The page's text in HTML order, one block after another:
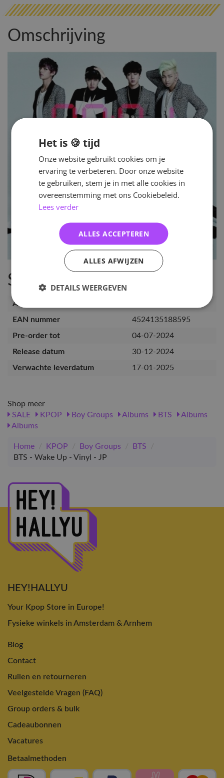
Omschrijving
Specificaties
Artikelnummer
EAN nummer
4524135188595
Pre-order tot
04-07-2024
Release datum
30-12-2024
Verwachte leverdatum
17-01-2025
Shop meer
SALE
KPOP Boy Groups Albums BTS
Albums
Albums
Home / KPOP / Boy Groups / BTS
/
BTS - Wake Up - Vinyl - JP
HEY!HALLYU
Your Kpop Store in Europe!
Fysieke winkels in Amsterdam & Arnhem
Blog
Contact
Ruilen en retourneren
Veelgestelde Vragen (FAQ)
Group orders & bulk
Cadeaubonnen
Vacatures
Betaalmethoden
Het is 🍪 tijd
Onze website gebruikt cookies om je
ervaring te verbeteren. Door onze website
te gebruiken, stem je in met alle cookies in
overeenstemming met ons Cookiebeleid.
Lees verder
ALLES ACCEPTEREN
ALLES AFWIJZEN
DETAILS WEERGEVEN